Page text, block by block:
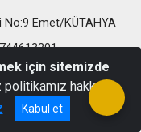
No:9 Emet/KÜTAHYA
için sitemizde
politikamız hakkında
Kabul et